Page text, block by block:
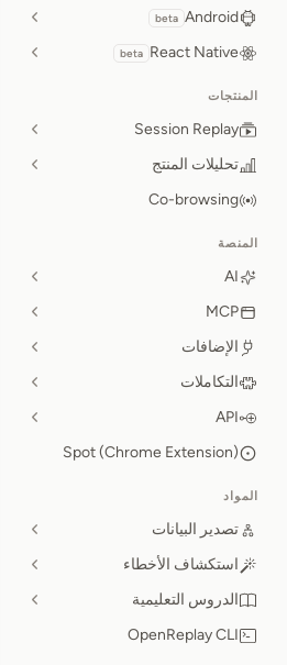
Android
beta
React Native
beta
المنتجات
Session Replay
تحليلات المنتج
Co-browsing
المنصة
AI
MCP
الإضافات
التكاملات
API
Spot (Chrome Extension)
المواد
تصدير البيانات
استكشاف الأخطاء
الدروس التعليمية
OpenReplay CLI